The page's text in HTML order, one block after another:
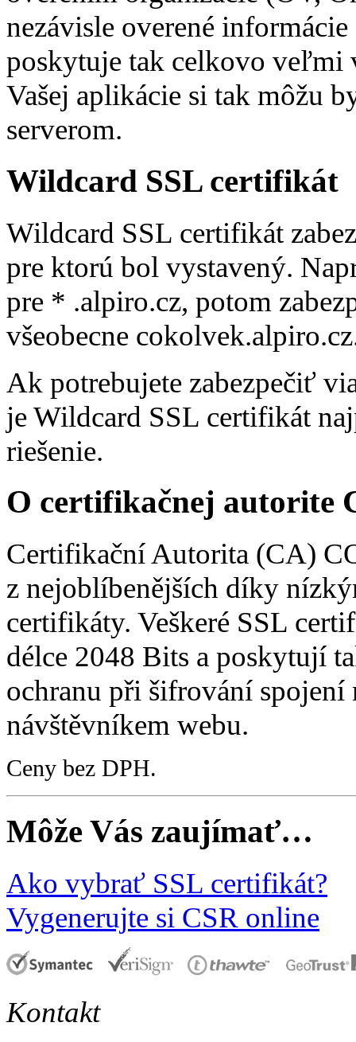
nezávisle overené
poskytuje tak celkovo veľmi
Vašej aplikácie si tak môžu
serverom.
Wildcard SSL certifikát
Wildcard SSL certifikát
pre ktorú bol vystavený.
pre * .alpiro.cz, potom
všeobecne
Ak potrebujete zabezpečiť
je Wildcard SSL certifikát
riešenie.
O certifikačnej autorite
Certifikační Autorita (CA)
z nejoblíbenějších díky
certifikáty. Veškeré SSL
délce 2048 Bits a poskytují
ochranu při šifrování spojení
návštěvníkem webu.
Ceny bez DPH.
Môže Vás zaujímať…
Ako vybrať SSL certifikát?
Vygenerujte si CSR online
Kontakt